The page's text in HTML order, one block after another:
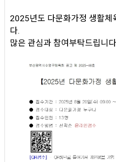
2025년도 다문화가정 생활체
다.
많은 관심과 참여부탁드립니